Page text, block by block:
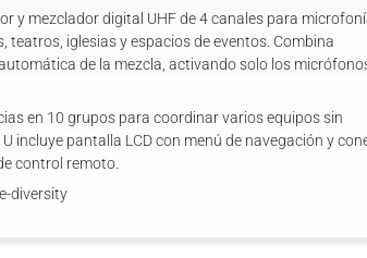
y mezclador digital UHF de 4 canales para
teatros, iglesias y espacios de eventos. Combina
de la mezcla, activando solo los
en 10 grupos para coordinar varios equipos sin
incluye pantalla LCD con menú de navegación y
control remoto.
diversity